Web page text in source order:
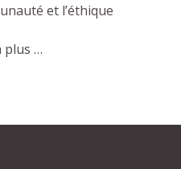
et l’éthique
plus …